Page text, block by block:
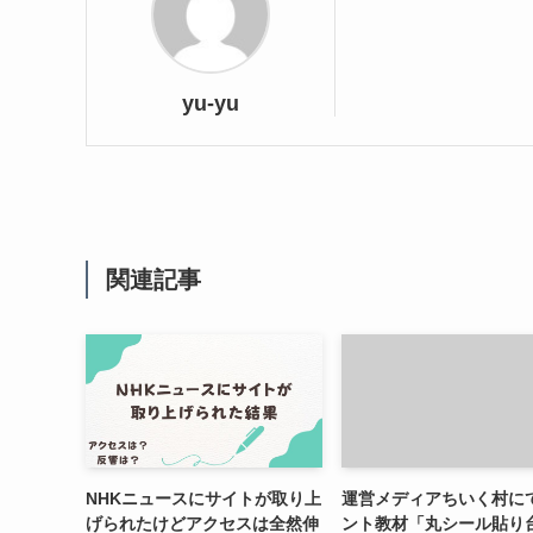
yu-yu
関連記事
NHKニュースにサイトが取り上
げられたけどアクセスは全然伸
運営メディアちいく村に
ント教材「丸シール貼り